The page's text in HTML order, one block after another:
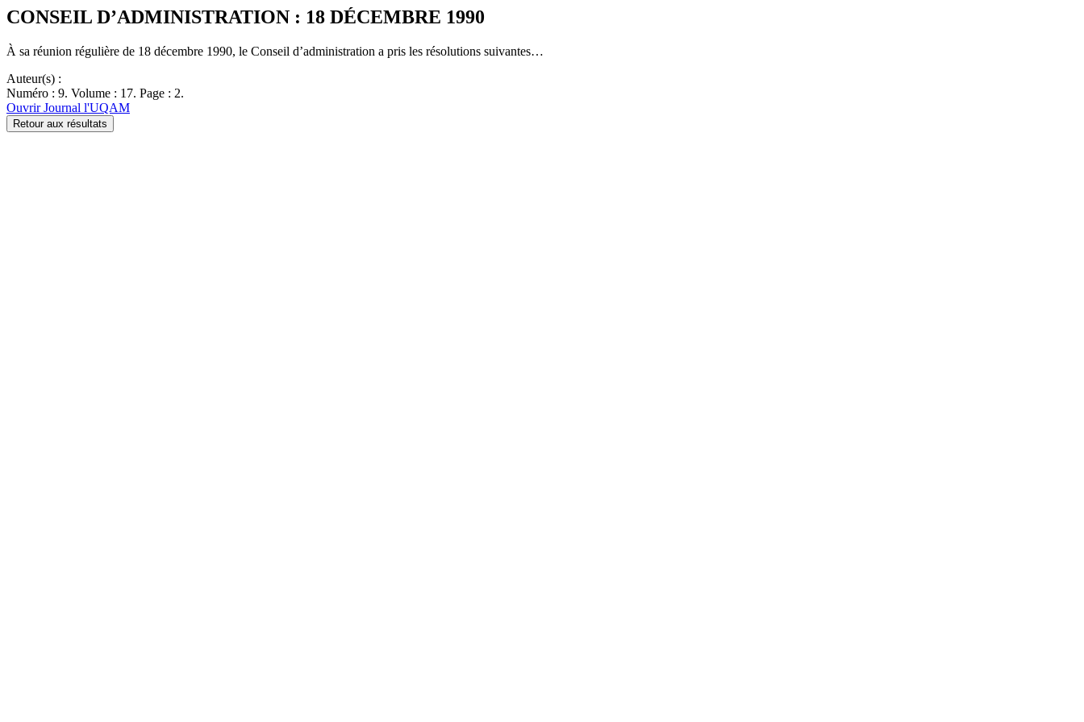
CONSEIL D’ADMINISTRATION : 18 DÉCEMBRE 1990
À sa réunion régulière de 18 décembre 1990, le Conseil d’administration a pris les résolutions suivantes…
Auteur(s) :
Numéro : 9. Volume : 17. Page : 2.
Ouvrir Journal l'UQAM
Retour aux résultats